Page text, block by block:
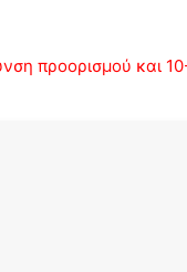
προορισμού και